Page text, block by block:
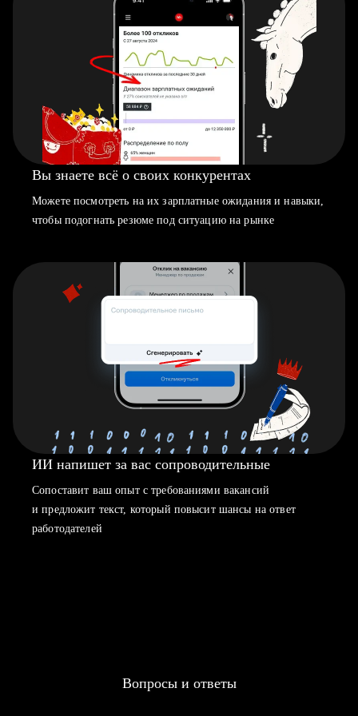
Вы знаете всё о своих конкурентах
Можете посмотреть на их зарплатные ожидания и навыки,
чтобы подогнать резюме под ситуацию на рынке
ИИ напишет за вас сопроводительные
Сопоставит ваш опыт с требованиями вакансий
и предложит текст, который повысит шансы на ответ
работодателей
Вопросы и ответы